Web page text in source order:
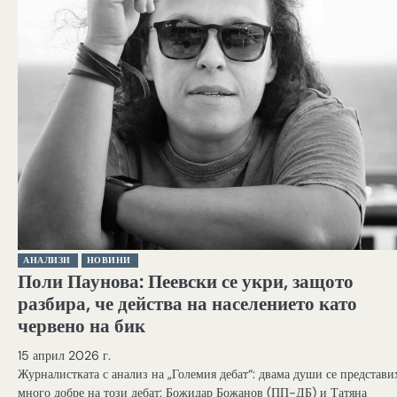
АНАЛИЗИ НОВИНИ
Поли Паунова: Пеевски се укри, защото
разбира, че действа на населението като
червено на бик
15 април 2026 г.
Журналистката с анализ на „Големия дебат“: двама души се
много добре на този дебат: Божидар Божанов (ПП-ДБ) и Татяна